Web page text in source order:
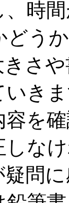
時
う
さ
き
を
しな
問